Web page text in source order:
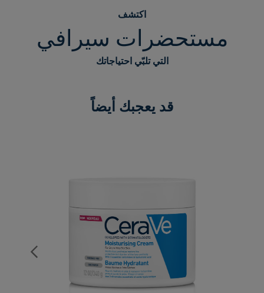
اكتشف
مستحضرات سيرافي
التي تلبّي احتياجاتك
قد يعجبك أيضاً